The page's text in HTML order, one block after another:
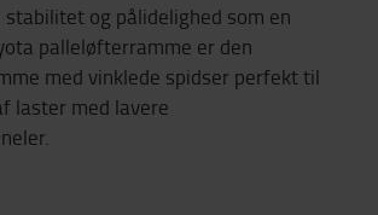
stabilitet og pålidelighed som en
palleløfterramme er den
med vinklede spidser perfekt til
laster med lavere